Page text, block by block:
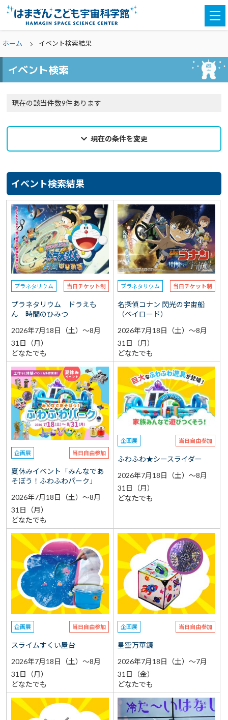
ホーム イベント検索結果
イベント検索
現在の該当件数9件あります
現在の条件を変更
カテゴリ
親子参加 選択なし
対象学年 どなたでも
予約 選択なし
参加費（入館料別途） 選択なし
イベント検索結果
プラネタリウム 当日チケット制
プラネタリウム ドラえも
ん 時間のひみつ
2026年7月18日（土）～8月
31日（月）
どなたでも
プラネタリウム 当日チケット制
名探偵コナン 閃光の宇宙船
（ペイロード）
2026年7月18日（土）～8月
31日（月）
どなたでも
企画展 当日自由参加
夏休みイベント「みんなであ
そぼう！ふわふわパーク」
2026年7月18日（土）～8月
31日（月）
どなたでも
企画展 当日自由参加
ふわふわ★シースライダー
2026年7月18日（土）～8月
31日（月）
どなたでも
企画展 当日自由参加
スライムすくい屋台
2026年7月18日（土）～8月
31日（月）
どなたでも
企画展 当日自由参加
星空万華鏡
2026年7月18日（土）～7月
31日（金）
どなたでも